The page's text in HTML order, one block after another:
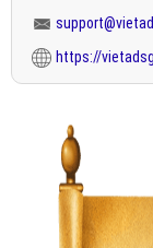
https://